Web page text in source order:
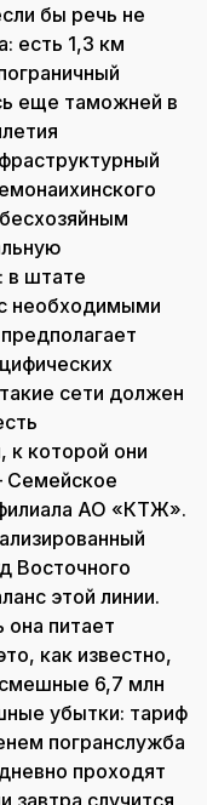
бы речь не
есть 1,3 км
еще таможней в
в штате
необходимыми
сети должен
к которой они
Семейское
АО «КТЖ».
Восточного
этой линии.
она питает
как известно,
6,7 млн
убытки: тариф
погранслужба
проходят